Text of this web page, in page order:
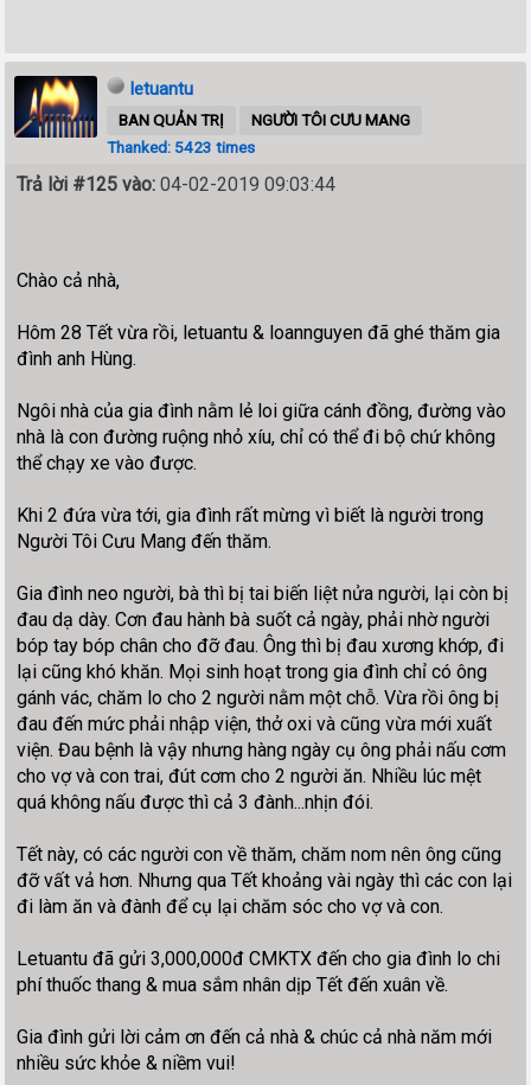
letuantu
BAN QUẢN TRỊ
NGƯỜI TÔI CƯU MANG
Thanked: 5423 times
Trả lời #125 vào: 04-02-2019 09:03:44
Chào cả nhà,
Hôm 28 Tết vừa rồi, letuantu & loannguyen đã ghé thăm gia
đình anh Hùng.
Ngôi nhà của gia đình nằm lẻ loi giữa cánh đồng, đường vào
nhà là con đường ruộng nhỏ xíu, chỉ có thể đi bộ chứ không
thể chạy xe vào được.
Khi 2 đứa vừa tới, gia đình rất mừng vì biết là người trong
Người Tôi Cưu Mang đến thăm.
Gia đình neo người, bà thì bị tai biến liệt nửa người, lại còn bị
đau dạ dày. Cơn đau hành bà suốt cả ngày, phải nhờ người
bóp tay bóp chân cho đỡ đau. Ông thì bị đau xương khớp, đi
lại cũng khó khăn. Mọi sinh hoạt trong gia đình chỉ có ông
gánh vác, chăm lo cho 2 người nằm một chỗ. Vừa rồi ông bị
đau đến mức phải nhập viện, thở oxi và cũng vừa mới xuất
viện. Đau bệnh là vậy nhưng hàng ngày cụ ông phải nấu cơm
cho vợ và con trai, đút cơm cho 2 người ăn. Nhiều lúc mệt
quá không nấu được thì cả 3 đành...nhịn đói.
Tết này, có các người con về thăm, chăm nom nên ông cũng
đỡ vất vả hơn. Nhưng qua Tết khoảng vài ngày thì các con lại
đi làm ăn và đành để cụ lại chăm sóc cho vợ và con.
Letuantu đã gửi 3,000,000đ CMKTX đến cho gia đình lo chi
phí thuốc thang & mua sắm nhân dịp Tết đến xuân về.
Gia đình gửi lời cảm ơn đến cả nhà & chúc cả nhà năm mới
nhiều sức khỏe & niềm vui!